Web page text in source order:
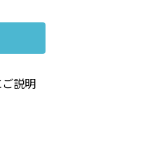
説明